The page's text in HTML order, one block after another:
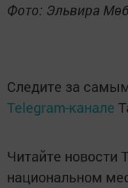
Фото: Эльвира
Следите за
Telegram-канале
Читайте новости
национальном